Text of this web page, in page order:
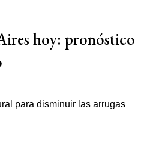
hoy: pronóstico